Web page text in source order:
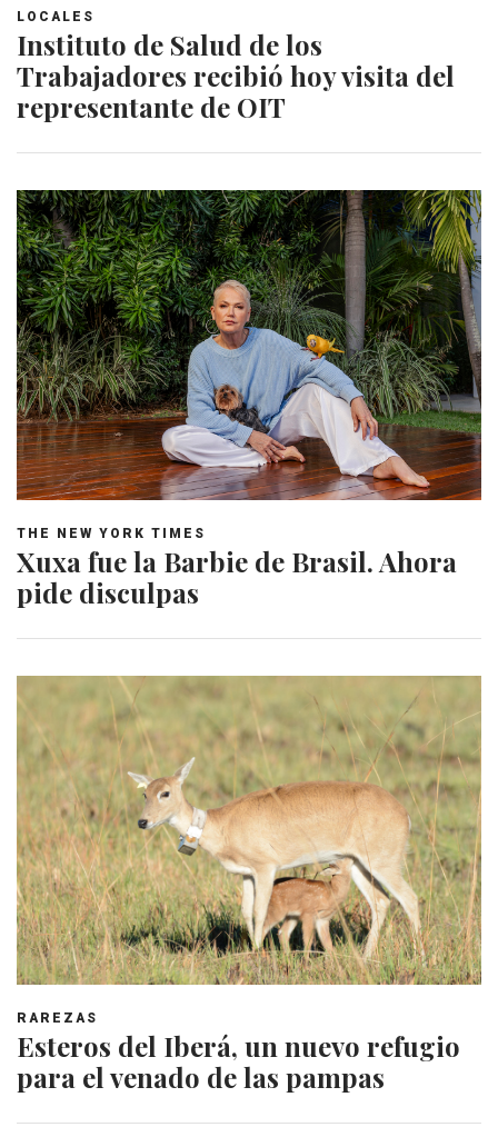
LOCALES
Instituto de Salud de los
Trabajadores recibió hoy visita del
representante de OIT
THE NEW YORK TIMES
Xuxa fue la Barbie de Brasil. Ahora
pide disculpas
RAREZAS
Esteros del Iberá, un nuevo refugio
para el venado de las pampas